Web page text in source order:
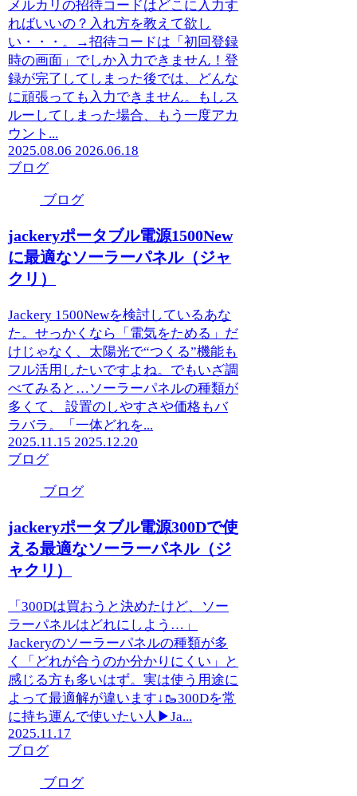
メルカリの招待コードはどこに入力す
ればいいの？入れ方を教えて欲し
い・・・。→招待コードは「初回登録
時の画面」でしか入力できません！登
録が完了してしまった後では、どんな
に頑張っても入力できません。もしス
ルーしてしまった場合、もう一度アカ
ウント...
2025.08.06 2026.06.18
ブログ
ブログ
jackeryポータブル電源1500New
に最適なソーラーパネル（ジャ
クリ）
Jackery 1500Newを検討しているあな
た。せっかくなら「電気をためる」だ
けじゃなく、太陽光で“つくる”機能も
フル活用したいですよね。でもいざ調
べてみると…ソーラーパネルの種類が
多くて、 設置のしやすさや価格もバ
ラバラ。「一体どれを...
2025.11.15 2025.12.20
ブログ
ブログ
jackeryポータブル電源300Dで使
える最適なソーラーパネル（ジ
ャクリ）
「300Dは買おうと決めたけど、ソー
ラーパネルはどれにしよう…」
Jackeryのソーラーパネルの種類が多
く「どれが合うのか分かりにくい」と
感じる方も多いはず。実は使う用途に
よって最適解が違います↓🥾300Dを常
に持ち運んで使いたい人▶︎Ja...
2025.11.17
ブログ
ブログ